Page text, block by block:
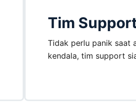
Tim
Tidak perlu panik saat
kendala, tim support